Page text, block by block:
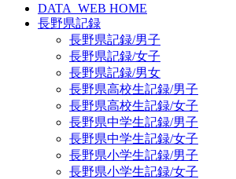
DATA_WEB HOME
長野県記録
長野県記録/男子
長野県記録/女子
長野県記録/男女
長野県高校生記録/男子
長野県高校生記録/女子
長野県中学生記録/男子
長野県中学生記録/女子
長野県小学生記録/男子
長野県小学生記録/女子